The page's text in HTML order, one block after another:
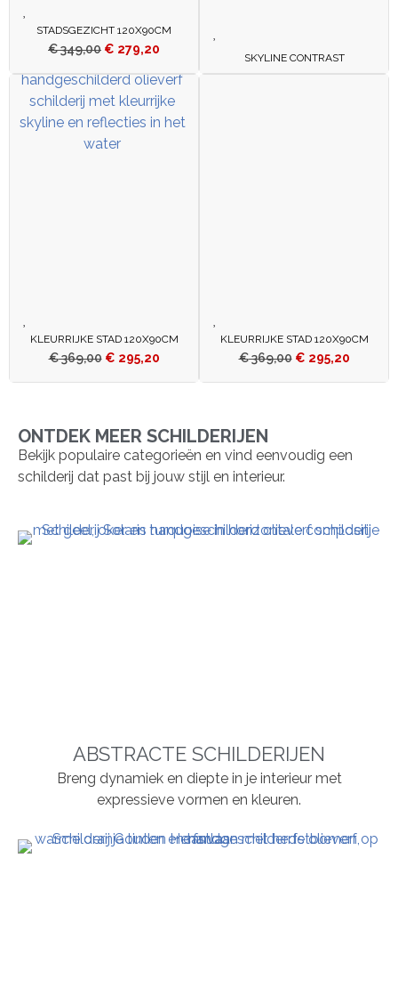
STADSGEZICHT 120X90CM
€349,00 € 279,20
SKYLINE CONTRAST
KLEURRIJKE STAD 120X90CM
€369,00 € 295,20
KLEURRIJKE STAD 120X90CM
€369,00 € 295,20
ONTDEK MEER SCHILDERIJEN
Bekijk populaire categorieën en vind eenvoudig een
schilderij dat past bij jouw stijl en interieur.
ABSTRACTE SCHILDERIJEN
Breng dynamiek en diepte in je interieur met
expressieve vormen en kleuren.